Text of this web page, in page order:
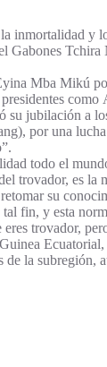
inmortalidad
Mba Mikú
jubilación a
por una
todo el
es
su
fin, y esta
trovador,
la